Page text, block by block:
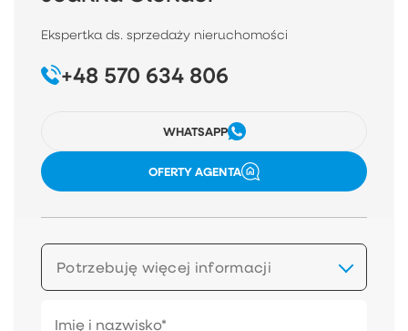
Ekspertka ds. sprzedaży nieruchomości
+48 570 634 806
WHATSAPP
OFERTY AGENTA
Potrzebuję więcej informacji